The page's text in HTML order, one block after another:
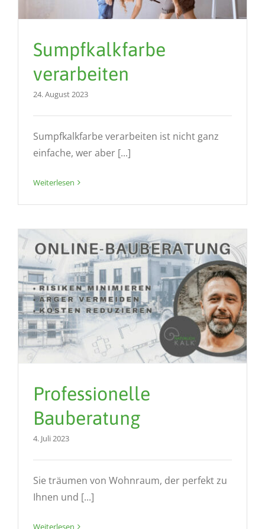
Sumpfkalkfarbe
verarbeiten
24. August 2023
Sumpfkalkfarbe verarbeiten ist nicht ganz
einfache, wer aber [...]
Weiterlesen
Professionelle
Bauberatung
4. Juli 2023
Sie träumen von Wohnraum, der perfekt zu
Ihnen und [...]
Weiterlesen